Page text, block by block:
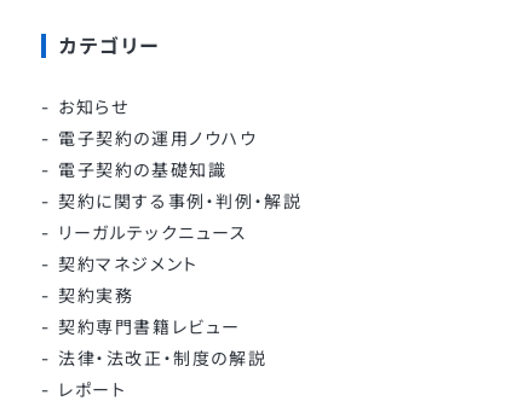
カテゴリー
お知らせ
電子契約の運用ノウハウ
電子契約の基礎知識
契約に関する事例・判例・解説
リーガルテックニュース
契約マネジメント
契約実務
契約専門書籍レビュー
法律・法改正・制度の解説
レポート